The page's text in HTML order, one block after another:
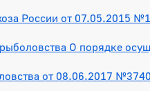
России от 07.05.2015
О порядке
от 08.06.2017